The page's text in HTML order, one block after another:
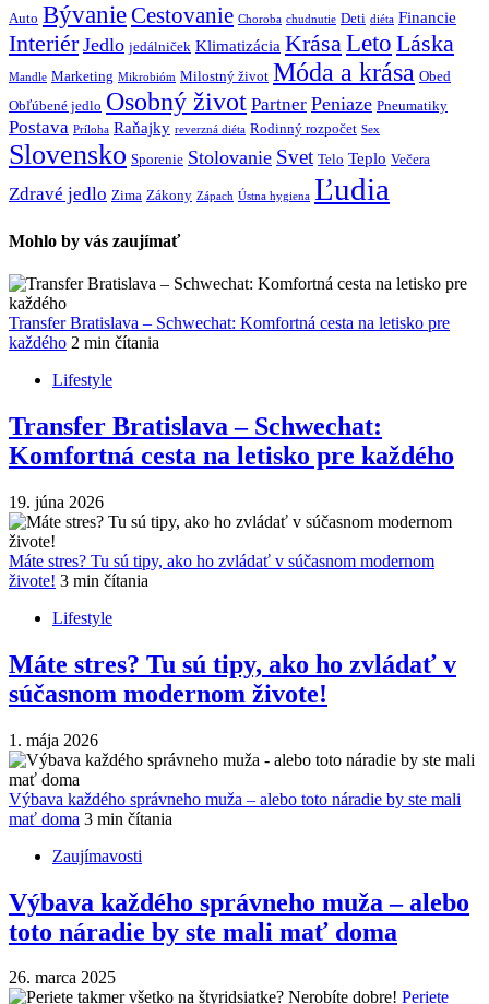
Auto BývanieCestovanie Choroba chudnutie Deti diéta Financie
Interiér Jedlo jedálniček Klimatizácia KrásaLeto Láska
Mandle Marketing Mikrobióm Milostný život Móda a krása Obed
Obľúbené jedlo Osobný život Partner Peniaze Pneumatiky
Postava Príloha Raňajky reverzná diéta Rodinný rozpočet Sex
Slovensko Sporenie Stolovanie Svet Telo Teplo Večera
Zdravé jedlo Zima Zákony Zápach Ústna hygiena Ľudia
Mohlo by vás zaujímať
Transfer Bratislava – Schwechat: Komfortná cesta na letisko pre
každého 2 min čítania
Lifestyle
Transfer Bratislava – Schwechat:
Komfortná cesta na letisko pre každého
19. júna 2026
Máte stres? Tu sú tipy, ako ho zvládať v súčasnom modernom
živote! 3 min čítania
Lifestyle
Máte stres? Tu sú tipy, ako ho zvládať v
súčasnom modernom živote!
1. mája 2026
Výbava každého správneho muža – alebo toto náradie by ste mali
mať doma 3 min čítania
Zaujímavosti
Výbava každého správneho muža – alebo
toto náradie by ste mali mať doma
26. marca 2025
Periete